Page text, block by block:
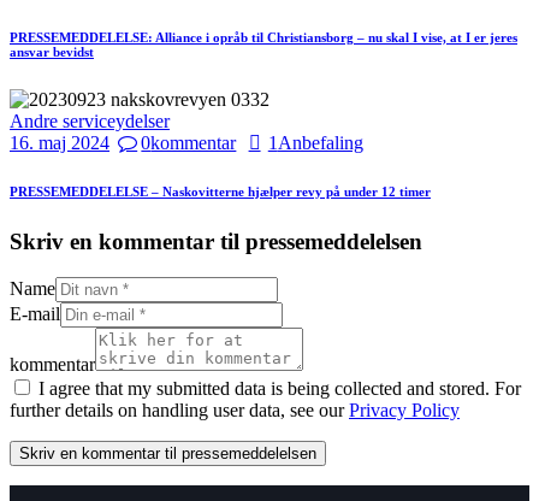
PRESSEMEDDELELSE: Alliance i opråb til Christiansborg – nu skal I vise, at I er jeres
ansvar bevidst
Andre serviceydelser
16. maj 2024
0kommentar 1 Anbefaling
PRESSEMEDDELELSE – Naskovitterne hjælper revy på under 12 timer
Skriv en kommentar til pressemeddelelsen
Name
E-mail
kommentar
I agree that my submitted data is being collected and stored. For
further details on handling user data, see ourPrivacy Policy